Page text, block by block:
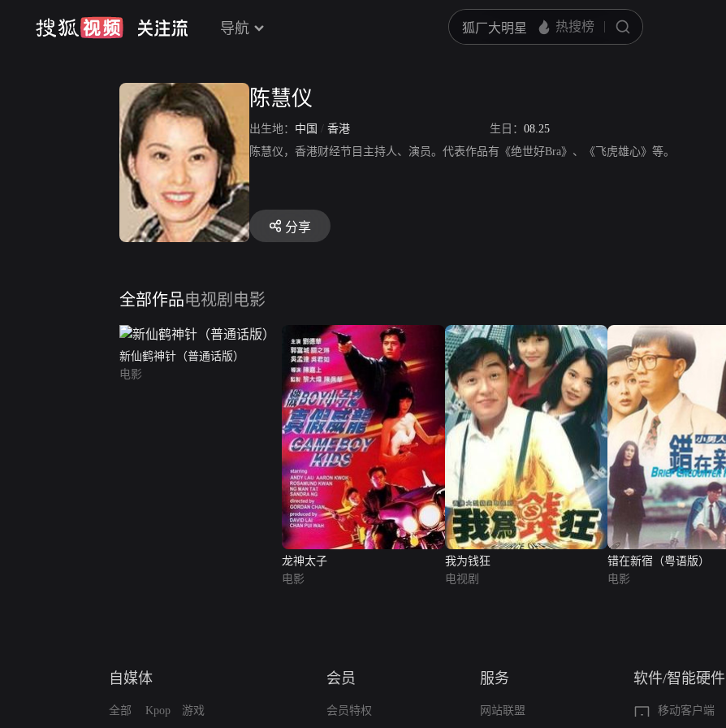
导航
陈慧仪
出生地： 中国 / 香港 生日： 08.25
陈慧仪，香港财经节目主持人、演员。代表作品有《绝世好Bra》、《飞虎雄心》等。
分享
全部作品电视剧 电影
新仙鹤神针（普通话版）
电影
龙神太子
电影
我为钱狂
电视剧
错在新宿（粤语版）
电影
自媒体
全部 Kpop 游戏
会员
会员特权
服务
网站联盟
软件/智能硬件
移动客户端